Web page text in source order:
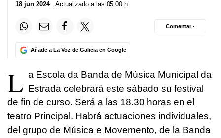
18 jun 2024. Actualizado a las 05:00 h.
Añade a La Voz de Galicia en Google
Comentar ·
L a Escola da Banda de Música Municipal da
Estrada celebrará este sábado su festival
de fin de curso. Será a las 18.30 horas en el
teatro Principal. Habrá actuaciones individuales,
del grupo de Música e Movemento, de la Banda